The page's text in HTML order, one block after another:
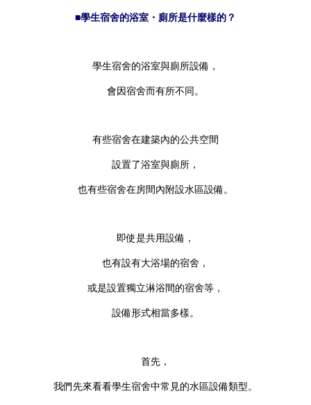
■學生宿舍的浴室・廁所是什麼樣的？
學生宿舍的浴室與廁所設備，
會因宿舍而有所不同。
有些宿舍在建築內的公共空間
設置了浴室與廁所，
也有些宿舍在房間內附設水區設備。
即使是共用設備，
也有設有大浴場的宿舍，
或是設置獨立淋浴間的宿舍等，
設備形式相當多樣。
首先，
我們先來看看學生宿舍中常見的水區設備類型。